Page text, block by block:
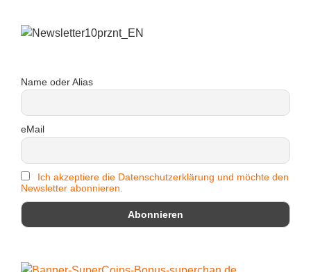
Name oder Alias
eMail
Ich akzeptiere die Datenschutzerklärung und möchte den
Newsletter abonnieren.